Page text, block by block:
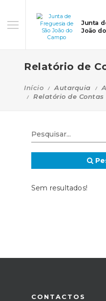
Junta
João
Relatório de
Início Autarquia
Relatório de Contas
Sem resultados!
CONTACTOS